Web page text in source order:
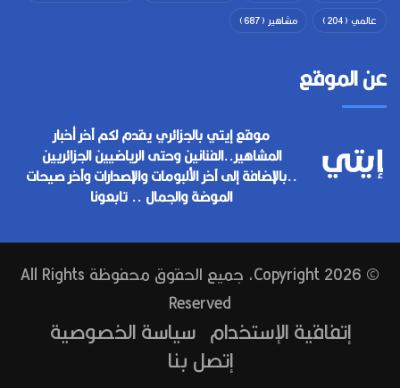
عالمي (204) مشاهير (687)
عن الموقع
موقع إيتي بالجزائري يقدم لكم آخر أخبار
المشاهير..الفنانين وحتى الرياضيين الجزائريين
..بالإضافة إلى آخر الألبومات والإصدارات وآخر صيحات
الموضة والجمال .. تابعونا
© Copyright 2026, جميع الحقوق محفوظة All Rights
Reserved
إتفاقية الإستخدام سياسة الخصوصية
إتصل بنا